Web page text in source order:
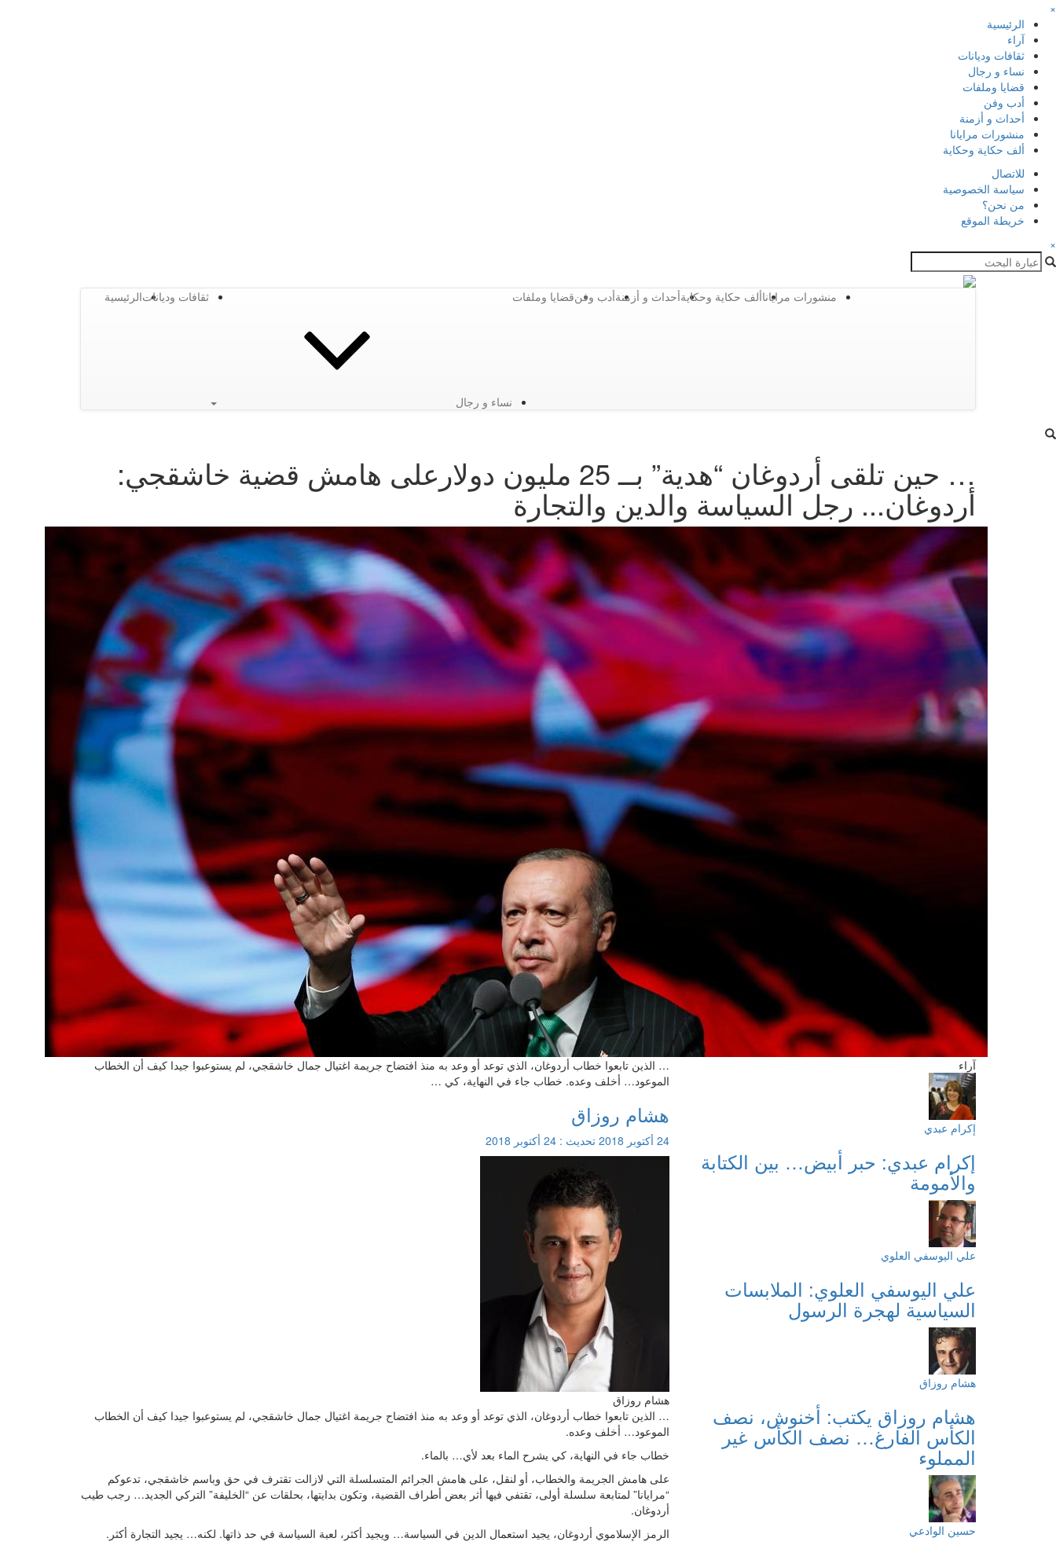
×
الرئيسية
آراء
ثقافات وديانات
نساء و رجال
قضايا وملفات
أدب وفن
أحداث و أزمنة
منشورات مرايانا
ألف حكاية وحكاية
للاتصال
سياسة الخصوصية
من نحن؟
خريطة الموقع
×
الرئيسيةثقافات وديانات
نساء و رجال
قضايا وملفاتأدب وفنأحداث و أزمنةألف حكاية وحكايةمنشورات مرايانا
… حين تلقى أردوغان “هدية” بــ 25 مليون دولار على هامش قضية خاشقجي:
أردوغان... رجل السياسة والدين والتجارة
… الذين تابعوا خطاب أردوغان، الذي توعد أو وعد به منذ افتضاح جريمة اغتيال جمال خاشقجي، لم يستوعبوا جيدا كيف أن الخطاب
الموعود… أخلف وعده. خطاب جاء في النهاية، كي …
هشام روزاق
24 أكتوبر 2018 تحديث : 24 أكتوبر 2018
هشام روزاق
… الذين تابعوا خطاب أردوغان، الذي توعد أو وعد به منذ افتضاح جريمة اغتيال جمال خاشقجي، لم يستوعبوا جيدا كيف أن الخطاب
الموعود… أخلف وعده.
خطاب جاء في النهاية، كي يشرح الماء بعد لأي… بالماء.
على هامش الجريمة والخطاب، أو لنقل، على هامش الجرائم المتسلسلة التي لازالت تقترف في حق وباسم خاشقجي، تدعوكم
“مرايانا” لمتابعة سلسلة أولى، تقتفي فيها أثر بعض أطراف القضية، وتكون بدايتها، بحلقات عن “الخليفة” التركي الجديد… رجب طيب
أردوغان.
الرمز الإسلاموي أردوغان، يجيد استعمال الدين في السياسة… ويجيد أكثر، لعبة السياسة في حد ذاتها. لكنه… يجيد التجارة أكثر.
آراء
إكرام عبدي
إكرام عبدي: حبر أبيض… بين الكتابة
والأمومة
علي اليوسفي العلوي
علي اليوسفي العلوي: الملابسات
السياسية لهجرة الرسول
هشام روزاق
هشام روزاق يكتب: أخنوش، نصف
الكأس الفارغ… نصف الكأس غير
المملوء
حسين الوادعي